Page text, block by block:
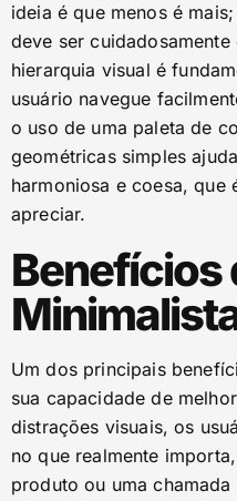
ideia é que menos é
deve ser
hierarquia visual é
usuário navegue
o uso de uma paleta de
geométricas simples
harmoniosa e coesa, que
apreciar.
Benefícios
Um dos principais
sua capacidade de
distrações visuais, os
no que realmente
produto ou uma